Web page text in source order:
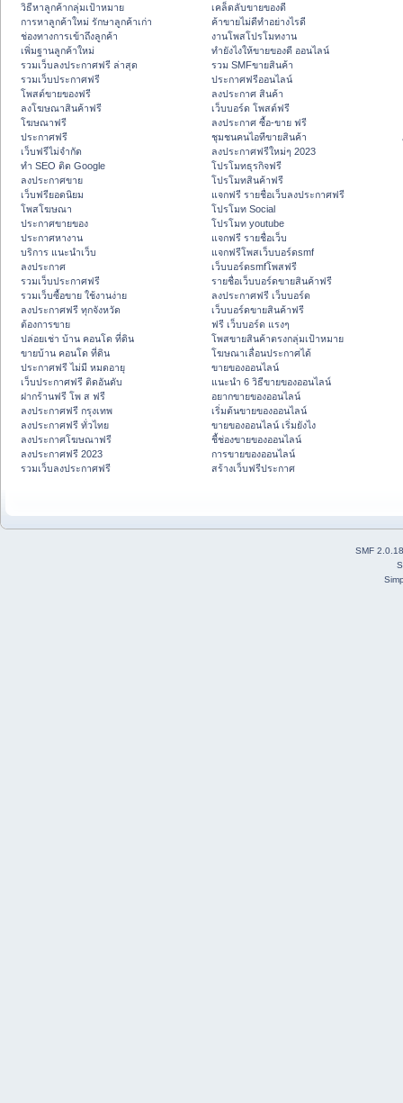
วิธีหาลูกค้ากลุ่มเป้าหมาย
การหาลูกค้าใหม่ รักษาลูกค้าเก่า
ช่องทางการเข้าถึงลูกค้า
เพิ่มฐานลูกค้าใหม่
รวมเว็บลงประกาศฟรี ล่าสุด
รวมเว็บประกาศฟรี
โพสต์ขายของฟรี
ลงโฆษณาสินค้าฟรี
โฆษณาฟรี
ประกาศฟรี
เว็บฟรีไม่จำกัด
ทำ SEO ติด Google
ลงประกาศขาย
เว็บฟรียอดนิยม
โพสโฆษณา
ประกาศขายของ
ประกาศหางาน
บริการ แนะนำเว็บ
ลงประกาศ
รวมเว็บประกาศฟรี
รวมเว็บซื้อขาย ใช้งานง่าย
ลงประกาศฟรี ทุกจังหวัด
ต้องการขาย
ปล่อยเช่า บ้าน คอนโด ที่ดิน
ขายบ้าน คอนโด ที่ดิน
ประกาศฟรี ไม่มี หมดอายุ
เว็บประกาศฟรี ติดอันดับ
ฝากร้านฟรี โพ ส ฟรี
ลงประกาศฟรี กรุงเทพ
ลงประกาศฟรี ทั่วไทย
ลงประกาศโฆษณาฟรี
ลงประกาศฟรี 2023
รวมเว็บลงประกาศฟรี
เคล็ดลับขายของดี
ค้าขายไม่ดีทำอย่างไรดี
งานโพสโปรโมทงาน
ทํายังไงให้ขายของดี ออนไลน์
รวม SMFขายสินค้า
ประกาศฟรีออนไลน์
ลงประกาศ สินค้า
เว็บบอร์ด โพสต์ฟรี
ลงประกาศ ซื้อ-ขาย ฟรี
ชุมชนคนไอทีขายสินค้า
ลงประกาศฟรีใหม่ๆ 2023
โปรโมทธุรกิจฟรี
โปรโมทสินค้าฟรี
แจกฟรี รายชื่อเว็บลงประกาศฟรี
โปรโมท Social
โปรโมท youtube
แจกฟรี รายชื่อเว็บ
แจกฟรีโพสเว็บบอร์ดsmf
เว็บบอร์ดsmfโพสฟรี
รายชื่อเว็บบอร์ดขายสินค้าฟรี
ลงประกาศฟรี เว็บบอร์ด
เว็บบอร์ดขายสินค้าฟรี
ฟรี เว็บบอร์ด แรงๆ
โพสขายสินค้าตรงกลุ่มเป้าหมาย
โฆษณาเลื่อนประกาศได้
ขายของออนไลน์
แนะนำ 6 วิธีขายของออนไลน์
อยากขายของออนไลน์
เริ่มต้นขายของออนไลน์
ขายของออนไลน์ เริ่มยังไง
ชี้ช่องขายของออนไลน์
การขายของออนไลน์
สร้างเว็บฟรีประกาศ
SMF 2.0.18